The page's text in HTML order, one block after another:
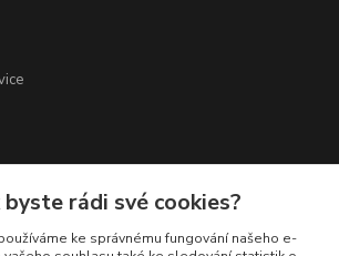
byste rádi své cookies?
ke správnému fungování našeho e-